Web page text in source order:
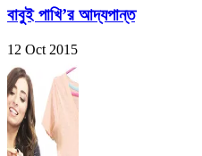
বাবুই পাখি’র আদ্যপান্ত
12 Oct 2015